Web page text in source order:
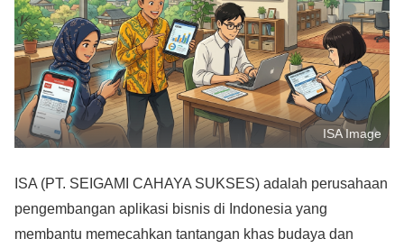
ISA Image
ISA (PT. SEIGAMI CAHAYA SUKSES) adalah perusahaan
pengembangan aplikasi bisnis di Indonesia yang
membantu memecahkan tantangan khas budaya dan